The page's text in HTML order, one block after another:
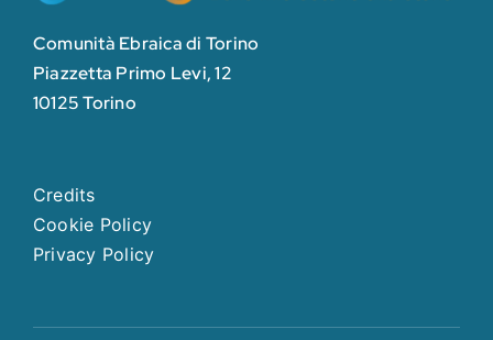
Comunità Ebraica di Torino
Piazzetta Primo Levi, 12
10125 Torino
Credits
Cookie Policy
Privacy Policy